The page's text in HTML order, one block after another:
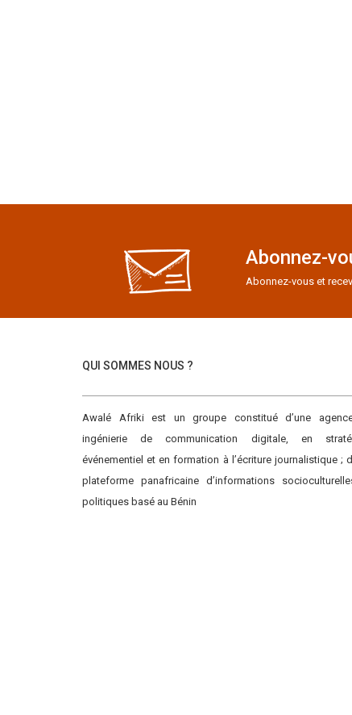
Abonnez-
Abonnez-vous et
QUI SOMMES NOUS ?
Awalé Afriki est un groupe constitué d’une
ingénierie de communication digitale, en
événementiel et en formation à l’écriture journalistique ;
plateforme panafricaine d’informations
politiques basé au Bénin